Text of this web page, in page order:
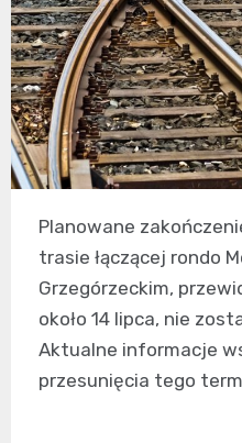
Planowane
trasie łączącej rondo
Grzegórzeckim,
około 14 lipca, nie
Aktualne informacje
przesunięcia tego